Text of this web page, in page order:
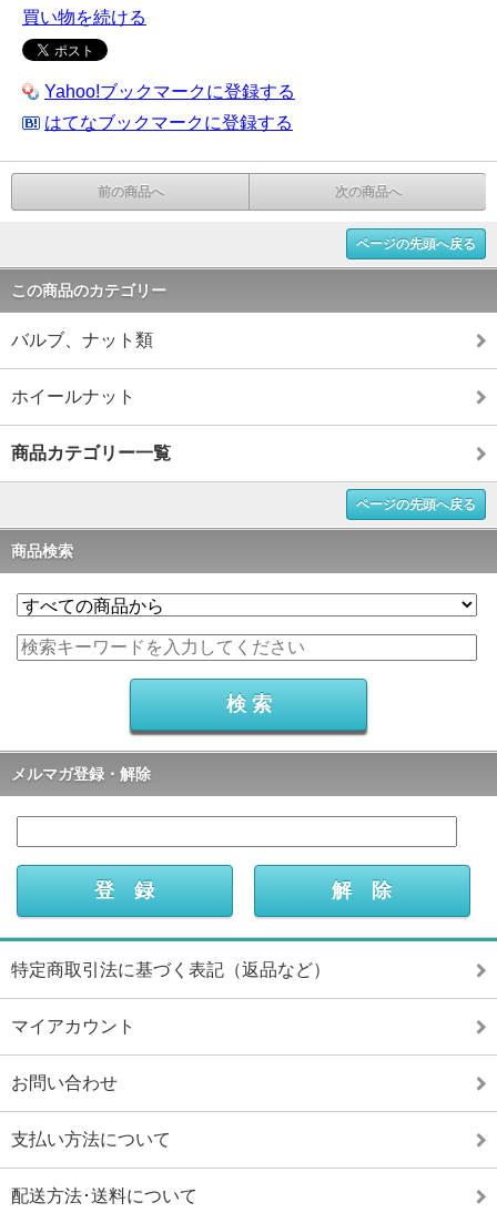
買い物を続ける
Yahoo!ブックマークに登録する
はてなブックマークに登録する
前の商品へ 次の商品へ
ページの先頭へ戻る
この商品のカテゴリー
バルブ、ナット類
ホイールナット
商品カテゴリー一覧
ページの先頭へ戻る
商品検索
メルマガ登録・解除
特定商取引法に基づく表記（返品など）
マイアカウント
お問い合わせ
支払い方法について
配送方法･送料について